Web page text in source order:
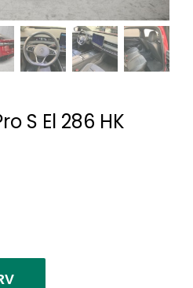
S El 286 HK